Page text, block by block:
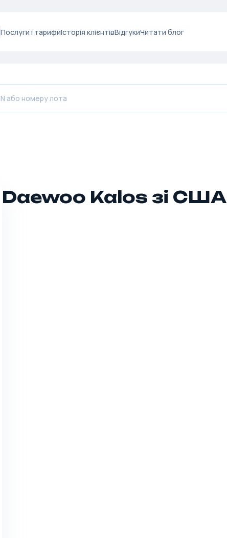
Послуги і тарифиІсторія клієнтівВідгукиЧитати блог
Daewoo Kalos зі США